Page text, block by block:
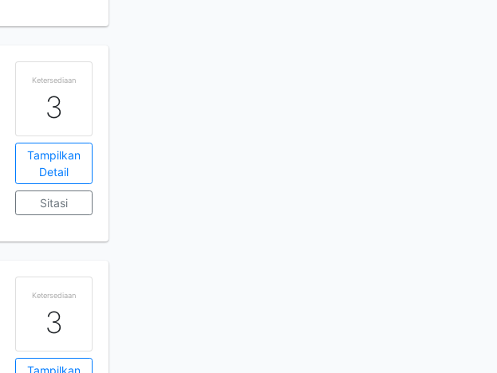
Ketersediaan
3
Tampilkan
Detail
Sitasi
Ketersediaan
3
Tampilkan